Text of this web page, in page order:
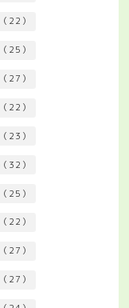
22）
25）
27）
22）
23）
32）
25）
22）
27）
27）